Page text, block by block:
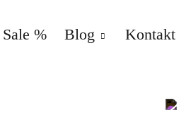
Sale % Blog Kontakt
– Parts,